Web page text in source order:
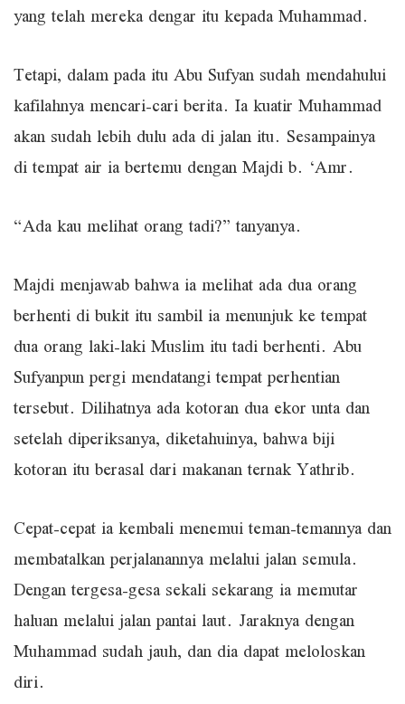
yang telah mereka dengar itu kepada Muhammad.
Tetapi, dalam pada itu Abu Sufyan sudah mendahului
kafilahnya mencari-cari berita. Ia kuatir Muhammad
akan sudah lebih dulu ada di jalan itu. Sesampainya
di tempat air ia bertemu dengan Majdi b. ‘Amr.
“Ada kau melihat orang tadi?” tanyanya.
Majdi menjawab bahwa ia melihat ada dua orang
berhenti di bukit itu sambil ia menunjuk ke tempat
dua orang laki-laki Muslim itu tadi berhenti. Abu
Sufyanpun pergi mendatangi tempat perhentian
tersebut. Dilihatnya ada kotoran dua ekor unta dan
setelah diperiksanya, diketahuinya, bahwa biji
kotoran itu berasal dari makanan ternak Yathrib.
Cepat-cepat ia kembali menemui teman-temannya dan
membatalkan perjalanannya melalui jalan semula.
Dengan tergesa-gesa sekali sekarang ia memutar
haluan melalui jalan pantai laut. Jaraknya dengan
Muhammad sudah jauh, dan dia dapat meloloskan
diri.